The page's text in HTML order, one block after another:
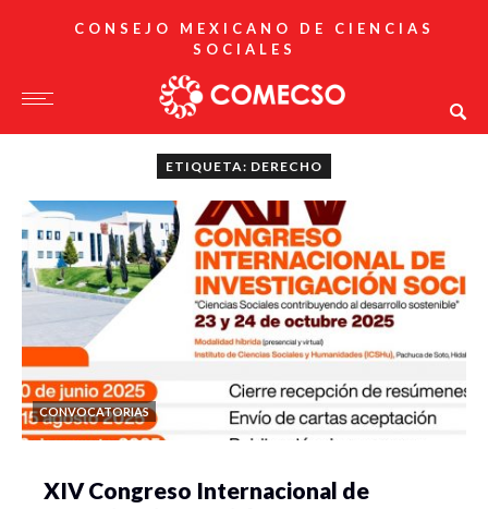
CONSEJO MEXICANO DE CIENCIAS
SOCIALES
ETIQUETA: DERECHO
CONVOCATORIAS
XIV Congreso Internacional de